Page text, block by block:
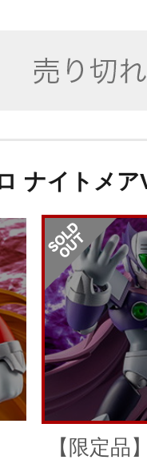
ナイトメア
【限定品